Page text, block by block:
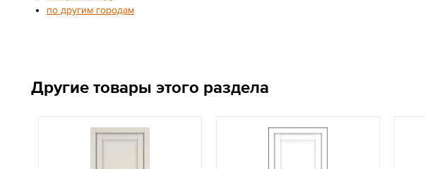
по другим городам
Другие товары этого раздела